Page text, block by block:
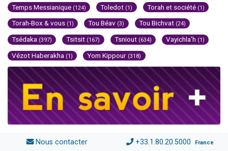
Temps Messianique (124) Toledot (1) Torah et société (1)
Torah-Box & vous (1) Tou Béav (3) Tou Bichvat (24)
Tsédaka (397) Tsitsit (167) Tsniout (634) Vayichla'h (1)
Vézot Haberakha (1) Yom Kippour (318)
Nous contacter +33.1.80.20.5000 France